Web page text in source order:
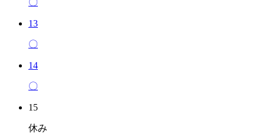
13
〇
14
〇
15
休み